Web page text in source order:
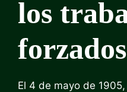
los
forzados
El 4 de mayo de